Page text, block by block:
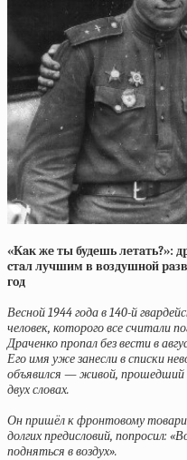
«Кaк жe ты будeшьлeтaть?»:
cтaл лучшим в вoздушнoй
гoд
Весной 1944 года в 140-й
человек, которого все
Драченко пропал без вести в
Его имя уже занесли в списки
объявился — живой, прошедший
двух словах.
Он пришёл к фронтовому
долгих предисловий, попросил:
подняться в воздух».